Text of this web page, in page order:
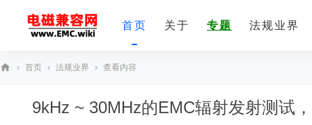
首页 关于 专题 法规业界
› 首页 › 法规业界 › 查看内容
9kHz ~ 30MHz的EMC辐射发射测试